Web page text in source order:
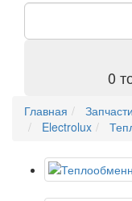
0
Главная Запчасти
Electrolux